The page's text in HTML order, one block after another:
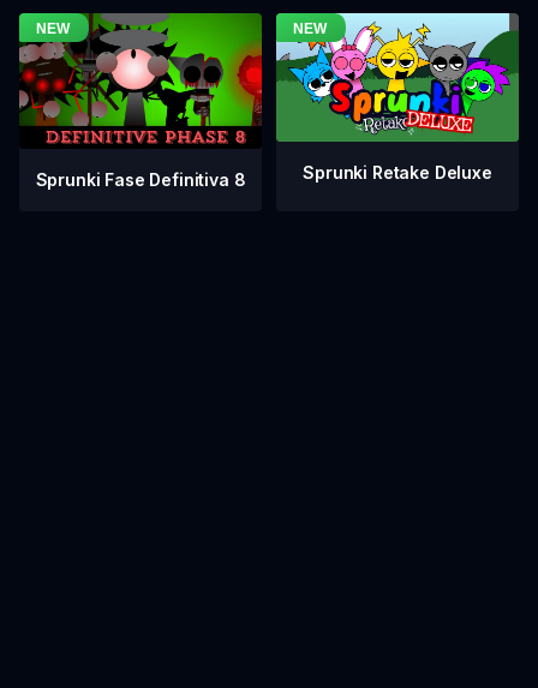
Sprunki Fase Definitiva 8 Sprunki Retake Deluxe